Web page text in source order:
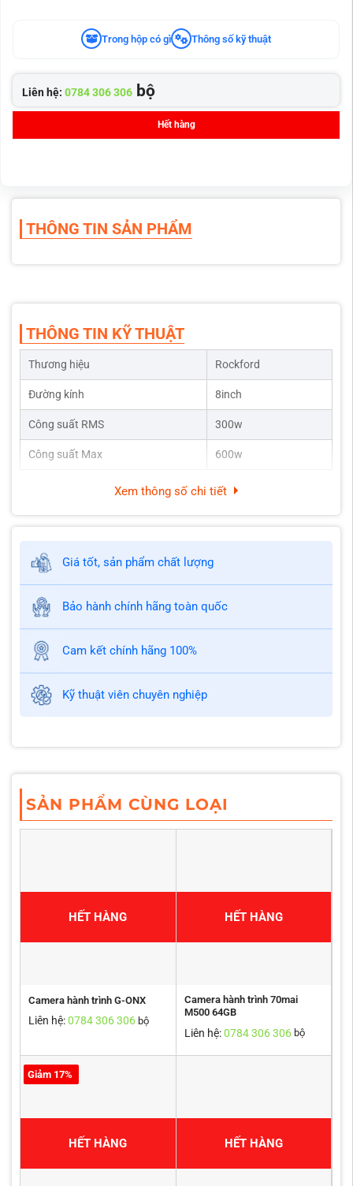
Trong hộp có gì Thông số kỹ thuật
Liên hệ: 0784 306 306 bộ
Hết hàng
THÔNG TIN SẢN PHẨM
THÔNG TIN KỸ THUẬT
Thương hiệu Rockford
Đường kính 8inch
Công suất RMS 300w
Công suất Max 600w
Xem thông số chi tiết
Giá tốt, sản phẩm chất lượng
Bảo hành chính hãng toàn quốc
Cam kết chính hãng 100%
Kỹ thuật viên chuyên nghiệp
SẢN PHẨM CÙNG LOẠI
HẾT HÀNG
Camera hành trình G-ONX
Liên hệ:0784 306 306 bộ
HẾT HÀNG
Camera hành trình 70mai
M500 64GB
Liên hệ:0784 306 306bộ
Giảm 17%
HẾT HÀNG HẾT HÀNG